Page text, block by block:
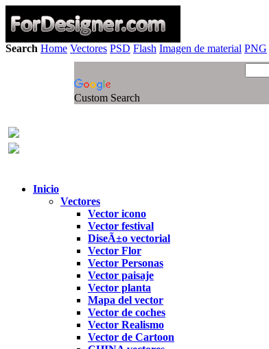
Search Home Vectores PSD Flash Imagen de material PNG
Custom Search
Inicio
Vectores
Vector icono
Vector festival
DiseÃ±o vectorial
Vector Flor
Vector Personas
Vector paisaje
Vector planta
Mapa del vector
Vector de coches
Vector Realismo
Vector de Cartoon